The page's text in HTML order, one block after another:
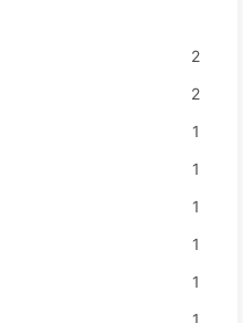
2
2
1
1
1
1
1